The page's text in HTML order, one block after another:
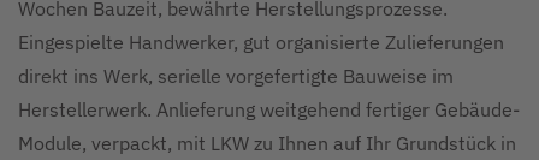
Wochen Bauzeit, bewährte Herstellungsprozesse.
Eingespielte Handwerker, gut organisierte Zulieferungen
direkt ins Werk, serielle vorgefertigte Bauweise im
Herstellerwerk. Anlieferung weitgehend fertiger Gebäude-
Module, verpackt, mit LKW zu Ihnen auf Ihr Grundstück in